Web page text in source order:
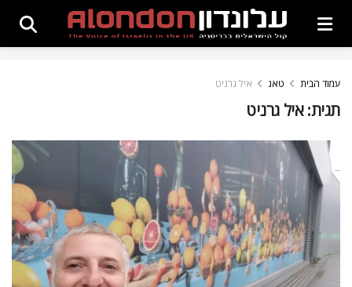
עמוד הבית טאג איל גרניט
תגית:איל גרניט